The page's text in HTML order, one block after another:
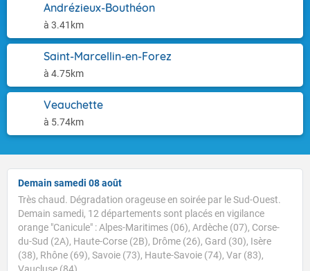
Andrézieux-Bouthéon
à 3.41km
Saint-Marcellin-en-Forez
à 4.75km
Veauchette
à 5.74km
Demain samedi 08 août
Très chaud. Dégradation orageuse en soirée par le Sud-Ouest.
Demain samedi, 12 départements sont placés en vigilance
orange "Canicule" : Alpes-Maritimes (06), Ardèche (07), Corse-
du-Sud (2A), Haute-Corse (2B), Drôme (26), Gard (30), Isère
(38), Rhône (69), Savoie (73), Haute-Savoie (74), Var (83),